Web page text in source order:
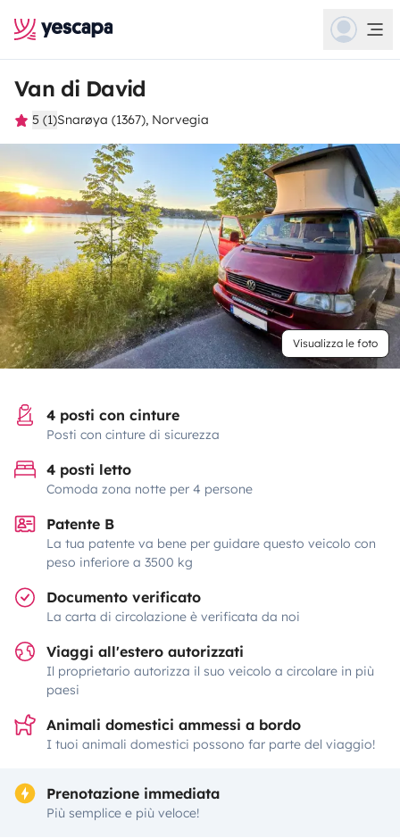
Van di David
5 (1)Snarøya (1367), Norvegia
Visualizza le foto
4 posti con cinture
Posti con cinture di sicurezza
4 posti letto
Comoda zona notte per 4 persone
Patente B
La tua patente va bene per guidare questo veicolo con
peso inferiore a 3500 kg
Documento verificato
La carta di circolazione è verificata da noi
Viaggi all'estero autorizzati
Il proprietario autorizza il suo veicolo a circolare in più
paesi
Animali domestici ammessi a bordo
I tuoi animali domestici possono far parte del viaggio!
Prenotazione immediata
Più semplice e più veloce!